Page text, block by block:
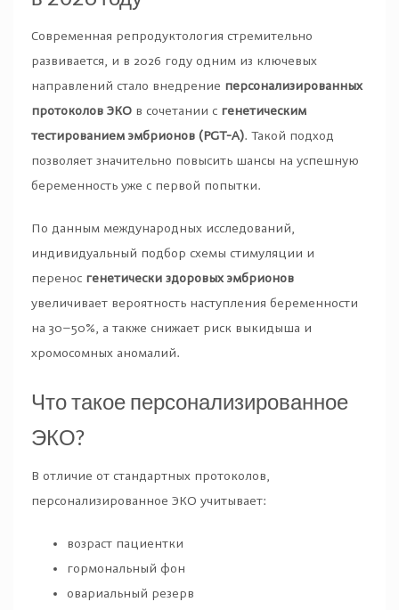
Современная репродуктология стремительно
развивается, и в 2026 году одним из ключевых
направлений стало внедрение персонализированных
протоколов ЭКО в сочетании с генетическим
тестированием эмбрионов (PGT-A). Такой подход
позволяет значительно повысить шансы на успешную
беременность уже с первой попытки.
По данным международных исследований,
индивидуальный подбор схемы стимуляции и
перенос генетически здоровых эмбрионов
увеличивает вероятность наступления беременности
на 30–50%, а также снижает риск выкидыша и
хромосомных аномалий.
Что такое персонализированное
ЭКО?
В отличие от стандартных протоколов,
персонализированное ЭКО учитывает:
возраст пациентки
гормональный фон
овариальный резерв